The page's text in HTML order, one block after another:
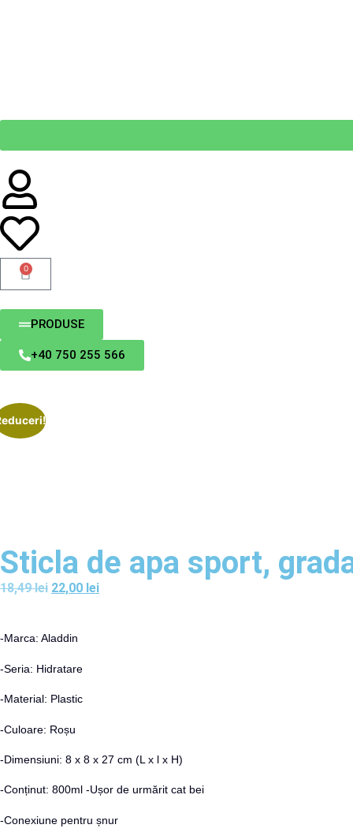
0
PRODUSE
+40 750 255 566
Sticla de apa sport,
18,49lei 22,00 lei
-Marca: Aladdin
-Seria: Hidratare
-Material: Plastic
-Culoare: Roșu
-Dimensiuni: 8 x 8 x 27 cm (L x l x H)
-Conținut: 800ml -Ușor de urmărit cat bei
-Conexiune pentru șnur